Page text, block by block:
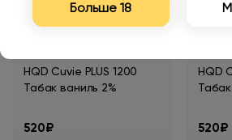
Нет в наличии
HQD Cuvie PLUS 1200
Табак ваниль 2%
520₽
HQD
520₽
Больше 18